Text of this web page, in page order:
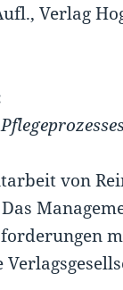
Verlag
von